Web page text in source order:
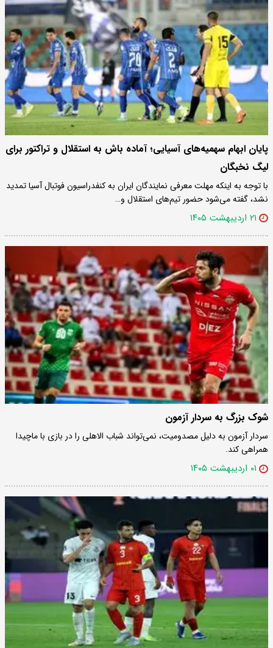
پایان ابهام سهمیه‌های آسیایی؛ آماده باش به استقلال و تراکتور برای
لیگ نخبگان
با توجه به اینکه مهلت معرفی نمایندگان ایران به کنفدراسیون فوتبال آسیا تمدید
نشد، گفته می‌شود حضور تیم‌های استقلال و…
۲۱ اردیبهشت ۱۴۰۵
شوک بزرگ به سردار آزمون
سردار آزمون به دلیل مصدومیت، نمی‌تواند شباب الاهلی را در بازی با ماچیدا
همراهی کند.
۰۱ اردیبهشت ۱۴۰۵